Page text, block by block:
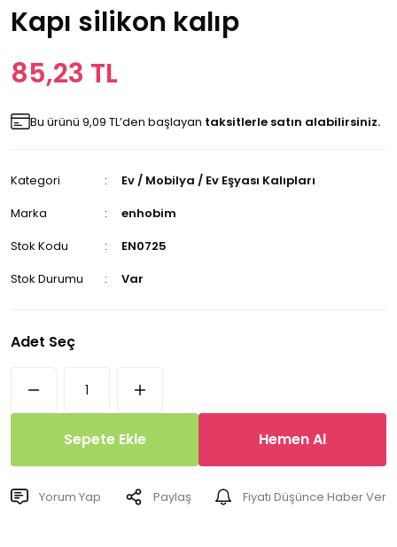
Kapı silikon kalıp
85,23 TL
Bu ürünü 9,09 TL’den başlayan taksitlerle satın alabilirsiniz.
Kategori
Ev / Mobilya / Ev Eşyası Kalıpları
Marka
enhobim
Stok Kodu
EN0725
Stok Durumu
Var
Adet Seç
Sepete Ekle Hemen Al
Yorum Yap Paylaş Fiyatı Düşünce Haber Ver